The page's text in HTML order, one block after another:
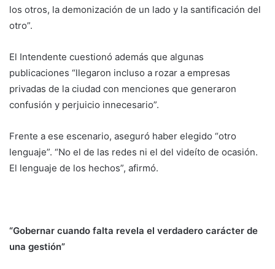
los otros, la demonización de un lado y la santificación del
otro”.
El Intendente cuestionó además que algunas
publicaciones “llegaron incluso a rozar a empresas
privadas de la ciudad con menciones que generaron
confusión y perjuicio innecesario”.
Frente a ese escenario, aseguró haber elegido “otro
lenguaje”. “No el de las redes ni el del videíto de ocasión.
El lenguaje de los hechos”, afirmó.
“Gobernar cuando falta revela el verdadero carácter de
una gestión”